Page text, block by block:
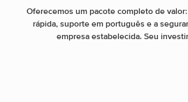
Oferecemos um pacote completo de
rápida, suporte em português e a
empresa estabelecida. Seu